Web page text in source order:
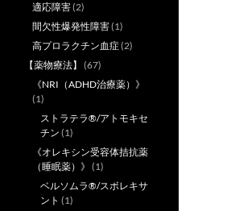
適応障害(2)
間欠性爆発性障害(1)
高プロラクチン血症(2)
【薬物療法】
(67)
《NRI（ADHD治療薬）》
(1)
ストラテラ®/アトモキセ
チン (1)
《オレキシン受容体拮抗薬
（睡眠薬）》 (1)
ベルソムラ®/スボレキサ
ント (1)